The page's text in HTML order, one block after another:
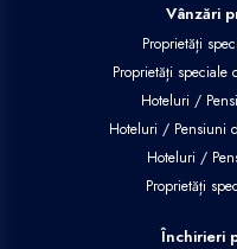
Vânzări
Proprietăți
Proprietăți speciale
Hoteluri /
Hoteluri / Pensiuni
Hoteluri /
Proprietăți
Închirieri